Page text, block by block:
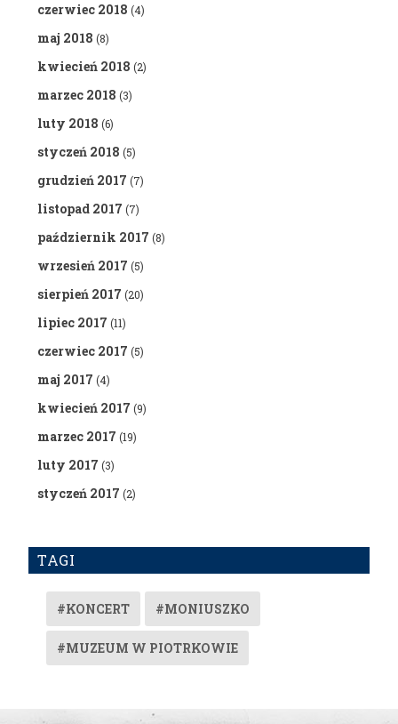
czerwiec 2018 (4)
maj 2018 (8)
kwiecień 2018 (2)
marzec 2018 (3)
luty 2018 (6)
styczeń 2018 (5)
grudzień 2017 (7)
listopad 2017 (7)
październik 2017 (8)
wrzesień 2017 (5)
sierpień 2017 (20)
lipiec 2017 (11)
czerwiec 2017 (5)
maj 2017 (4)
kwiecień 2017 (9)
marzec 2017 (19)
luty 2017 (3)
styczeń 2017 (2)
TAGI
#KONCERT #MONIUSZKO
#MUZEUM W PIOTRKOWIE